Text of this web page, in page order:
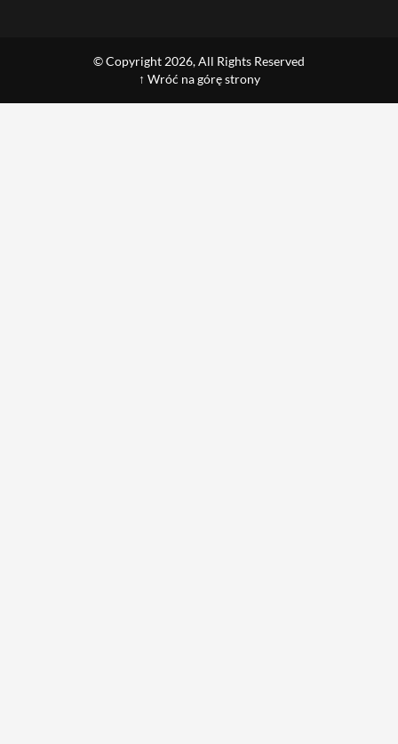
© Copyright 2026, All Rights Reserved
↑ Wróć na górę strony